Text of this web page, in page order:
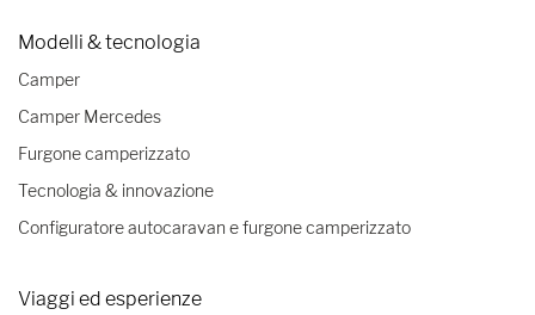
Modelli & tecnologia
Camper
Camper Mercedes
Furgone camperizzato
Tecnologia & innovazione
Configuratore autocaravan e furgone camperizzato
Viaggi ed esperienze